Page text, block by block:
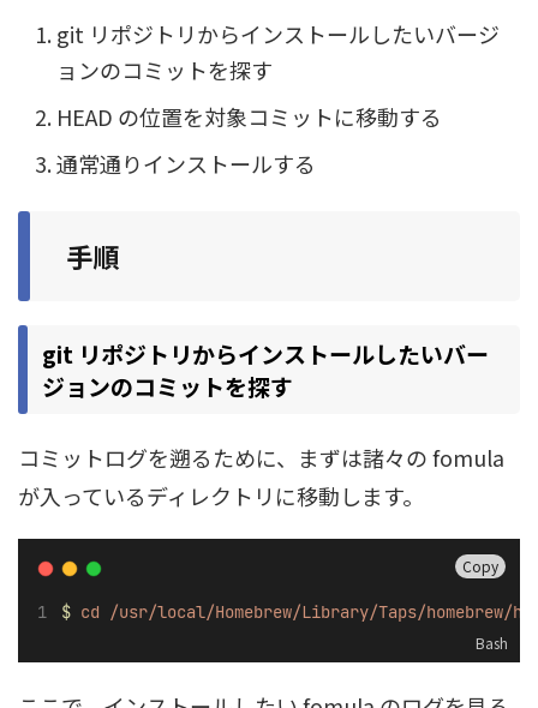
git リポジトリからインストールしたいバージ
ョンのコミットを探す
HEAD の位置を対象コミットに移動する
通常通りインストールする
手順
git リポジトリからインストールしたいバー
ジョンのコミットを探す
コミットログを遡るために、まずは諸々の fomula
が入っているディレクトリに移動します。
Copy
$ cd /usr/local/Homebrew/Library/Taps/homebrew/
Bash